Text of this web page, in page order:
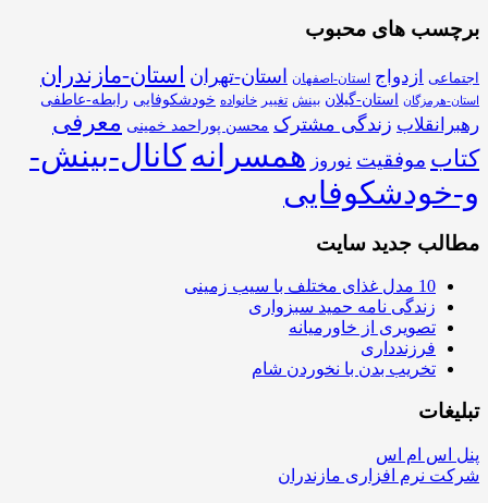
برچسب های محبوب
اجتماعی ازدواج استان-اصفهان استان-تهران استان-مازندران
استان-هرمزگان استان-گیلان بینش تغییر خانواده خودشکوفایی رابطه-عاطفی
رهبرانقلاب زندگی مشترک محسن پوراحمد خمینی معرفی
کتاب موفقیت نوروز همسرانهکانال-بینش-
و-خودشکوفایی
مطالب جدید سایت
10 مدل غذای مختلف با سیب زمینی
زندگی نامه حمید سبزواری
تصویری از خاورمیانه
فرزندداری
تخریب بدن با نخوردن شام
تبلیغات
پنل اس ام اس
شرکت نرم افزاری مازندران